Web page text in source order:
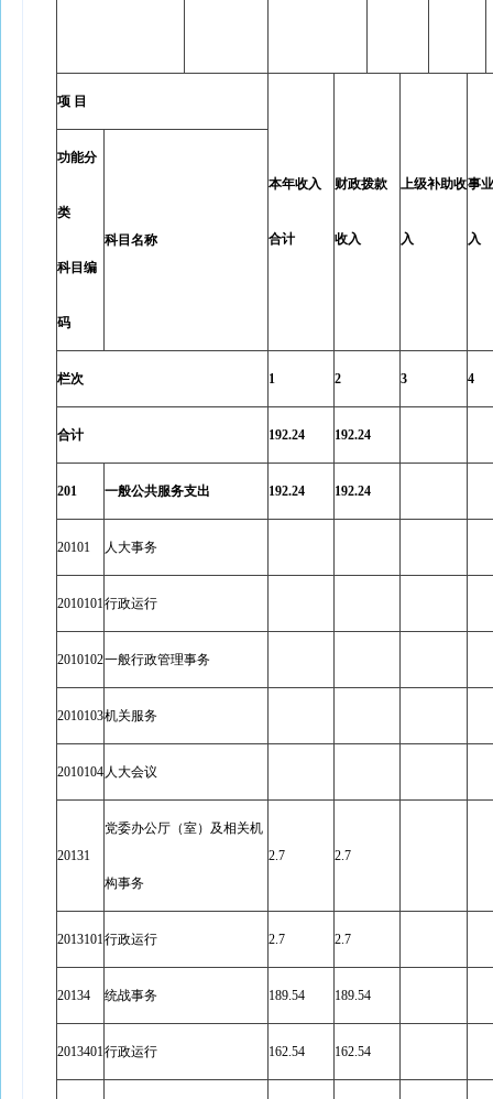
项 目
本年收入
合计
财政拨款
收入
上级补助收
入
事
入
功能分
类
科目编
码
科目名称
栏次 1 2 3 4
合计 192.24 192.24
201 一般公共服务支出 192.24 192.24
20101 人大事务
2010101行政运行
2010102一般行政管理事务
2010103机关服务
2010104 人大会议
20131
党委办公厅（室）及相关机
构事务
2.7 2.7
2013101行政运行 2.7 2.7
20134 统战事务 189.54 189.54
2013401行政运行 162.54 162.54